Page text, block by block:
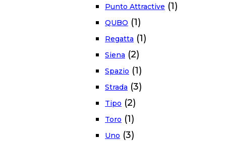
Punto Attractive (1)
QUBO (1)
Regatta (1)
Siena (2)
Spazio (1)
Strada (3)
Tipo (2)
Toro (1)
Uno (3)